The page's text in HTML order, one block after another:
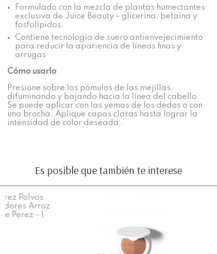
Formulado con la mezcla de plantas humectantes
exclusiva de Juice Beauty - glicerina, betaína y
fosfolípidos.
Contiene tecnología de suero antienvejecimiento
para reducir la apariencia de líneas finas y
arrugas
Cómo usarlo
Presione sobre los pómulos de las mejillas,
difuminando y bajando hacia la línea del cabello.
Se puede aplicar con las yemas de los dedos o con
una brocha. Aplique capas claras hasta lograr la
intensidad de color deseada.
Es posible que también te interese